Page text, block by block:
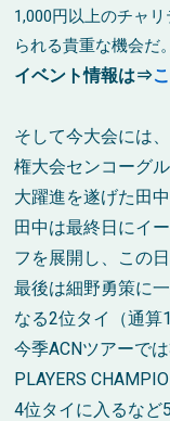
1,000円以上のチャ
られる貴重な機会だ。
イベント情報は⇒
そして今大会には
権大会センコーグ
大躍進を遂げた田
田中は最終日にイ
フを展開し、この
最後は細野勇策に
なる2位タイ（通算
今季ACNツアーで
PLAYERS
4位タイに入るなど